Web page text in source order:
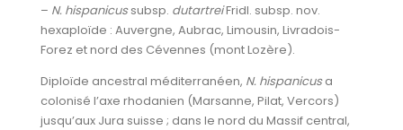
– N. hispanicussubsp. dutartreiFridl. subsp. nov.
hexaploïde : Auvergne, Aubrac, Limousin, Livradois-
Forez et nord des Cévennes (mont Lozère).
Diploïde ancestral méditerranéen, N. hispanicusa
colonisé l’axe rhodanien (Marsanne, Pilat, Vercors)
jusqu’aux Jura suisse ; dans le nord du Massif central,